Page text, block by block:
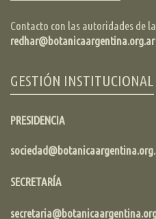
Contacto con las autoridades de
redhar@botanicaargentina.org.ar
GESTIÓN INSTITUCIONAL
PRESIDENCIA
SECRETARÍA